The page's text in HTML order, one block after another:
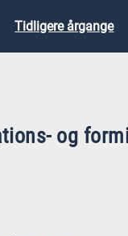
Tidligere årgange
og